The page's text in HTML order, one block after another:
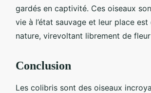
gardés en captivité. Ces oiseaux
vie à l’état sauvage et leur place est
nature, virevoltant librement de
Conclusion
Les colibris sont des oiseaux